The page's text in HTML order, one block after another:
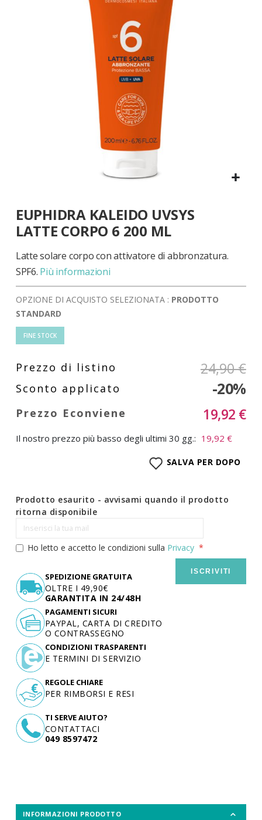
all'inizio
della
galleria
di
immagini
EUPHIDRA KALEIDO UVSYS
LATTE CORPO 6 200 ML
Latte solare corpo con attivatore di abbronzatura.
SPF6. Più informazioni
OPZIONE DI ACQUISTO SELEZIONATA : PRODOTTO
STANDARD
FINE STOCK
24,90 €
-20%
19,92 €
Il nostro prezzo più basso degli ultimi 30 gg.: 19,92 €
SALVA PER DOPO
Prodotto esaurito - avvisami quando il prodotto
ritorna disponibile
Ho letto e accetto le condizioni sulla Privacy
ISCRIVITI
SPEDIZIONE GRATUITA
OLTRE I 49,90€
GARANTITA IN 24/48H
TI SERVE AIUTO?
CONTATTACI
049 8597472
PAGAMENTI SICURI
PAYPAL, CARTA DI CREDITO
O CONTRASSEGNO
CONDIZIONI TRASPARENTI
E TERMINI DI SERVIZIO
REGOLE CHIARE
PER RIMBORSI E RESI
INFORMAZIONI PRODOTTO